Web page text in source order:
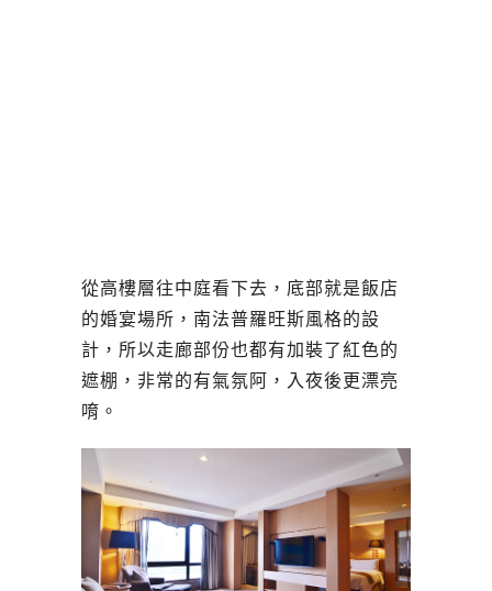
從高樓層往中庭看下去，底部就是飯店
的婚宴場所，南法普羅旺斯風格的設
計，所以走廊部份也都有加裝了紅色的
遮棚，非常的有氣氛阿，入夜後更漂亮
唷。